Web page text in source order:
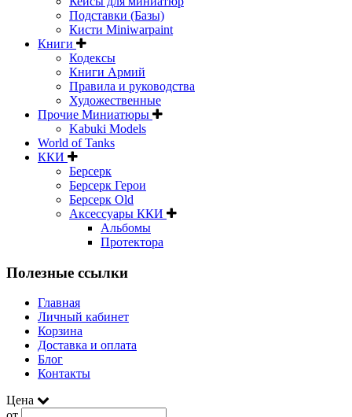
Подставки (Базы)
Кисти Miniwarpaint
Книги
Кодексы
Книги Армий
Правила и руководства
Художественные
Прочие Миниатюры
Kabuki Models
World of Tanks
ККИ
Берсерк
Берсерк Герои
Берсерк Old
Аксессуары ККИ
Альбомы
Протектора
Полезные ссылки
Главная
Личный кабинет
Корзина
Доставка и оплата
Блог
Контакты
Цена